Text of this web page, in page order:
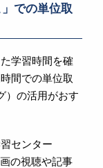
での単位取
学習時間を確
間での単位取
）の活用がおす
センター
の視聴や記事